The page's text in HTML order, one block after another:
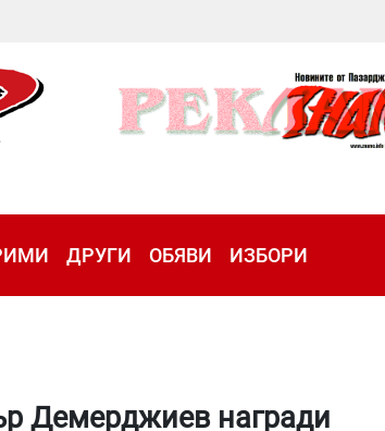
ДРУГИ ОБЯВИ ИЗБОРИ
Демерджиев награди